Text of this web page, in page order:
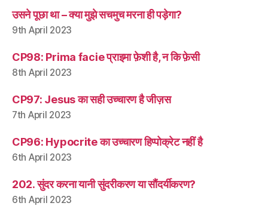
उसने पूछा था – क्या मुझे सचमुच मरना ही पड़ेगा?
9th April 2023
CP98: Prima facie प्राइमा फ़ेशी है, न कि फ़ेसी
8th April 2023
CP97: Jesus का सही उच्चारण है जीज़स
7th April 2023
CP96: Hypocrite का उच्चारण हिप्पोक्रेट नहीं है
6th April 2023
202. सुंदर करना यानी सुंदरीकरण या सौंदर्यीकरण?
6th April 2023